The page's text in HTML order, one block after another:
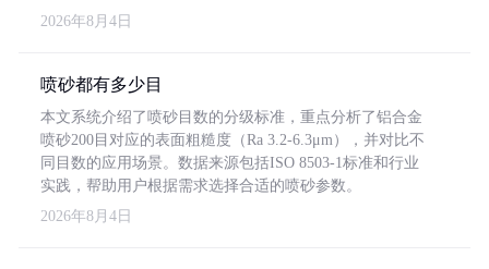
2026年8月4日
喷砂都有多少目
本文系统介绍了喷砂目数的分级标准，重点分析了铝合金
喷砂200目对应的表面粗糙度（Ra 3.2-6.3μm），并对比不
同目数的应用场景。数据来源包括ISO 8503-1标准和行业
实践，帮助用户根据需求选择合适的喷砂参数。
2026年8月4日